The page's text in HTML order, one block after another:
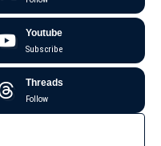
Youtube
Subscribe
Threads
Follow